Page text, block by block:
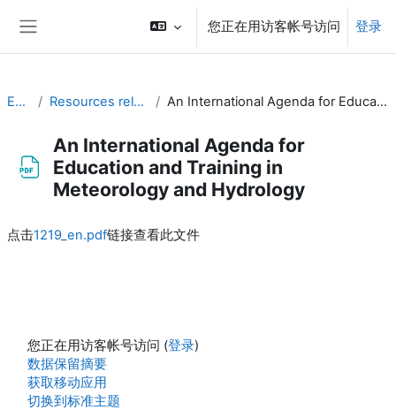
您正在用访客帐号访问 登录
EC-CDP Resources related to the work of CDP An International Agenda for Education and Training in Meteorology and Hydrology
An International Agenda for
Education and Training in
Meteorology and Hydrology
点击1219_en.pdf链接查看此文件
您正在用访客帐号访问 (登录)
‎数据保留摘要‎
获取移动应用
切换到标准主题